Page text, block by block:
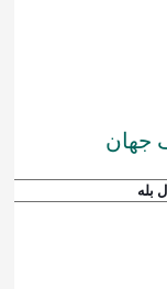
جهان
بله